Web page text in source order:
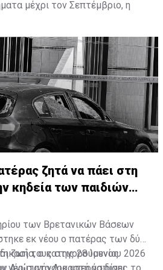
μέχρι τον Σεπτέμβριο, η
ΥΠΑΝ σε Ελεγκτική για
ζητά να πάει στη
κηδεία των παιδιών
των Βρετανικών Βάσεων
εκ νέου ο πατέρας των δύο
ζωή τους στις 28 Ιουνίου 2026
Ανώτατο Δικαστή να δίνει
ο κατηγορούμενος
νέο συνήγορο υπεράσπισης του